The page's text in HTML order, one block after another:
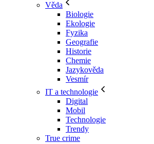
Věda
Biologie
Ekologie
Fyzika
Geografie
Historie
Chemie
Jazykověda
Vesmír
IT a technologie
Digital
Mobil
Technologie
Trendy
True crime